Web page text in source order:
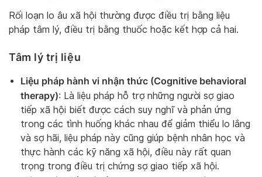
Rối loạn lo âu xã hội thường được điều trị bằng liệu
pháp tâm lý, điều trị bằng thuốc hoặc kết hợp cả hai.
Tâm lý trị liệu
Liệu pháp hành vi nhận thức (Cognitive behavioral
therapy): Là liệu pháp hỗ trợ những người sợ giao
tiếp xã hội biết được cách suy nghĩ và phản ứng
trong các tình huống khác nhau để giảm thiểu lo lắng
và sợ hãi, liệu pháp này cũng giúp bệnh nhân học và
thực hành các kỹ năng xã hội, điều này rất quan
trọng trong điều trị chứng sợ giao tiếp xã hội.